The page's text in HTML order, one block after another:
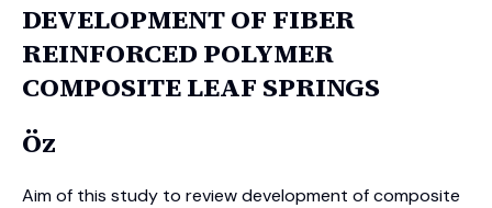
DEVELOPMENT OF FIBER
REINFORCED POLYMER
COMPOSITE LEAF SPRINGS
Öz
Aim of this study to review development of composite